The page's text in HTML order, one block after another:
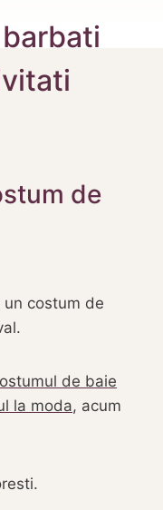
de
costum de
de baie
la moda, acum